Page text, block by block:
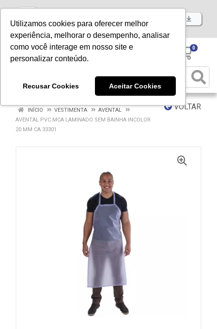
Utilizamos cookies para oferecer melhor
experiência, melhorar o desempenho, analisar
como você interage em nosso site e
personalizar conteúdo.
Recusar Cookies Aceitar Cookies
Baixe já nosso APP
0
VOLTAR
INÍCIO VESTIMENTA
AVENTAL
AVENTAL PVC MCA LAMINADO SEM BAINHA INCOLOR
20 MM CA 33301